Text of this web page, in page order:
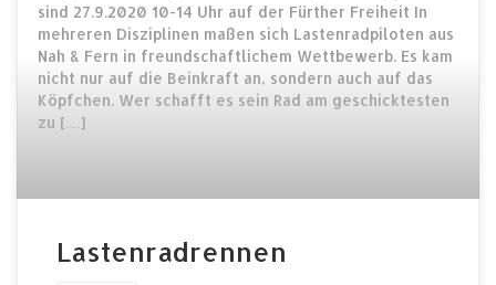
sind 27.9.2020 10-14 Uhr auf der Fürther Freiheit In
mehreren Disziplinen maßen sich Lastenradpiloten aus
Nah & Fern in freundschaftlichem Wettbewerb. Es kam
nicht nur auf die Beinkraft an, sondern auch auf das
Köpfchen. Wer schafft es sein Rad am geschicktesten
zu […]
Lastenradrennen